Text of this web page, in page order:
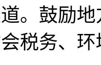
。鼓励
税务、